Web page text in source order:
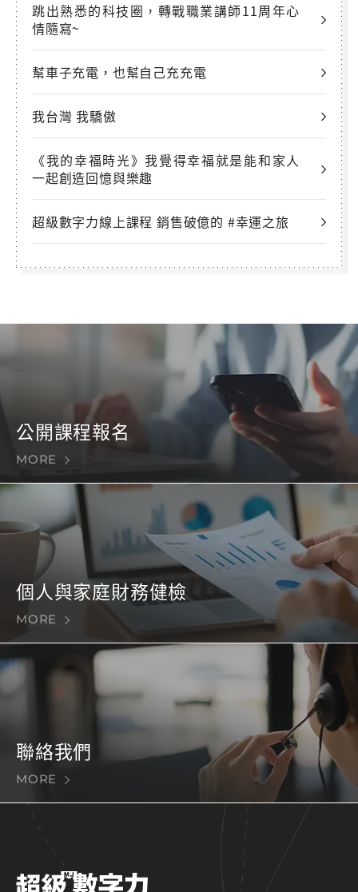
跳出熟悉的科技圈，轉戰職業講師11周年心
情隨寫~
幫車子充電，也幫自己充充電
我台灣 我驕傲
《我的幸福時光》我覺得幸福就是能和家人
一起創造回憶與樂趣
超級數字力線上課程 銷售破億的 #幸運之旅
公開課程報名
MORE
個人與家庭財務健檢
MORE
聯絡我們
MORE